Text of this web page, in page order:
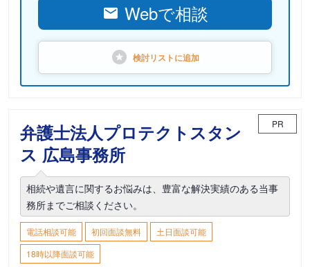
Webで相談
検討リストに追加
弁護士法人プロテクトスタン
ス 広島事務所
PR
相続や遺言に関するお悩みは、豊富な解決実績のある当事
務所までご相談ください。
電話相談可能 初回面談無料
土日面談可能
18時以降面談可能